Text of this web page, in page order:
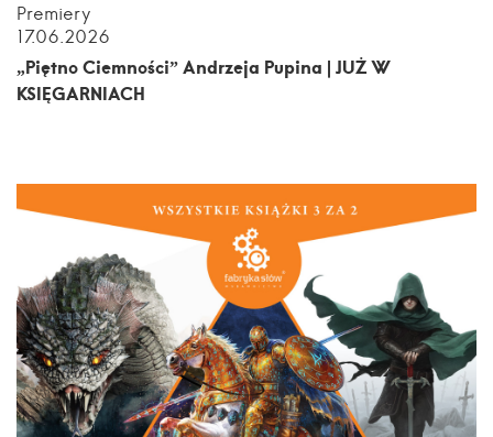
Premiery
17.06.2026
„Piętno Ciemności” Andrzeja Pupina | JUŻ W
KSIĘGARNIACH